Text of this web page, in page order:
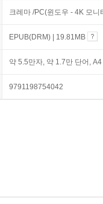
크레마 /PC(윈도우 - 4K 모
EPUB(DRM) | 19.81MB
약 5.5만자, 약 1.7만 단어,
9791198754042